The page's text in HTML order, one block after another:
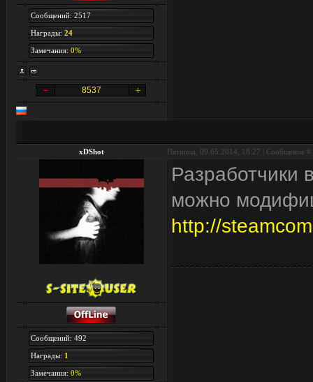
Сообщений: 2517
Награды:24
Замечания:0%
8537
xDShot Пятница, 09.05.2014, 18:27 | Сообщение #
Сообщений: 492
Награды: 1
Замечания:0%
Разработчики
можно
http://